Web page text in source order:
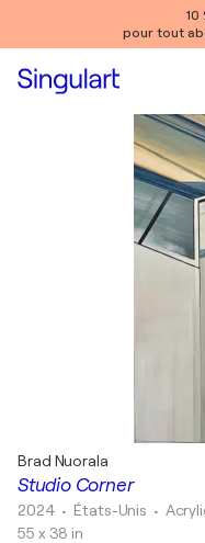
10
pour tout
Studio Corner
Brad Nuorala
2024 • États-Unis •
55 x 38 in